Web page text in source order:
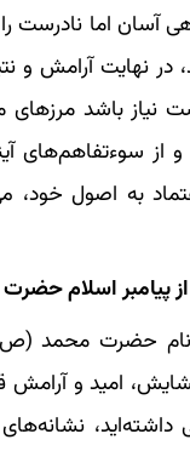
آسان اما
در نهایت آرامش
نیاز باشد مرزهای
سوءتفاهم‌های
به اصول خود،
از پیامبر اسلام
حضرت محمد (ص)
امید و
داشته‌اید،